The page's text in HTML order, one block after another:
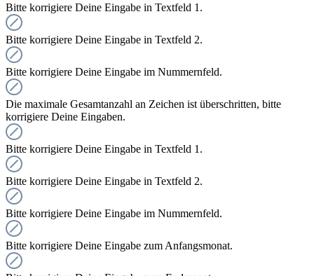
Bitte korrigiere Deine Eingabe in Textfeld 1.
Bitte korrigiere Deine Eingabe in Textfeld 2.
Bitte korrigiere Deine Eingabe im Nummernfeld.
Die maximale Gesamtanzahl an Zeichen ist überschritten, bitte
korrigiere Deine Eingaben.
Bitte korrigiere Deine Eingabe in Textfeld 1.
Bitte korrigiere Deine Eingabe in Textfeld 2.
Bitte korrigiere Deine Eingabe im Nummernfeld.
Bitte korrigiere Deine Eingabe zum Anfangsmonat.